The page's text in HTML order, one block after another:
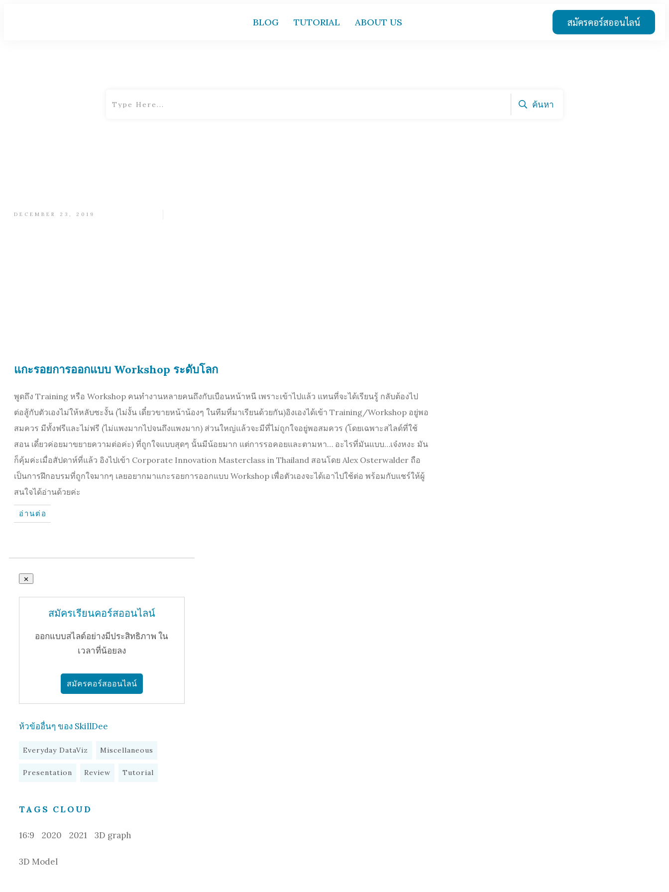
BLOG TUTORIAL ABOUT US สมัครคอร์สออนไลน์
ค้นหา
DECEMBER 23, 2019
แกะรอยการออกแบบ Workshop ระดับโลก
พูดถึง Training หรือ Workshop คนทำงานหลายคนถึงกับเบือนหน้าหนี เพราะเข้าไปแล้ว แทนที่จะได้เรียนรู้ กลับต้องไป
ต่อสู้กับตัวเองไม่ให้หลับซะงั้น (ไม่งั้น เดี๋ยวขายหน้าน้องๆ ในทีมที่มาเรียนด้วยกัน)อิงเองได้เข้า Training/Workshop อยู่พอ
สมควร มีทั้งฟรีและไม่ฟรี (ไม่แพงมากไปจนถึงแพงมาก) ส่วนใหญ่แล้วจะมีที่ไม่ถูกใจอยู่พอสมควร (โดยเฉพาะสไลด์ที่ใช้
สอน เดี๋ยวค่อยมาขยายความต่อค่ะ) ที่ถูกใจแบบสุดๆ นั้นมีน้อยมาก แต่การรอคอยและตามหา… อะไรที่มันแบบ…เจ๋งหงะ มัน
ก็คุ้มค่ะเมื่อสัปดาห์ที่แล้ว อิงไปเข้า Corporate Innovation Masterclass in Thailand สอนโดย Alex Osterwalder ถือ
เป็นการฝึกอบรมที่ถูกใจมากๆ เลยอยากมาแกะรอยการออกแบบ Workshop เพื่อตัวเองจะได้เอาไปใช้ต่อ พร้อมกับแชร์ให้ผู้
สนใจได้อ่านด้วยค่ะ
อ่านต่อ
สมัครเรียนคอร์สออนไลน์
ออกแบบสไลด์อย่างมีประสิทธิภาพ ใน
เวลาที่น้อยลง
สมัครคอร์สออนไลน์
ห้วข้ออื่นๆ ของ SkillDee
Everyday DataViz Miscellaneous
Presentation Review Tutorial
TAGS CLOUD
16:9 2020 2021 3D graph
3D Model